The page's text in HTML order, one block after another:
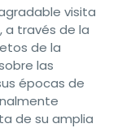
visita
a través de la
de la
las
épocas de
de su amplia